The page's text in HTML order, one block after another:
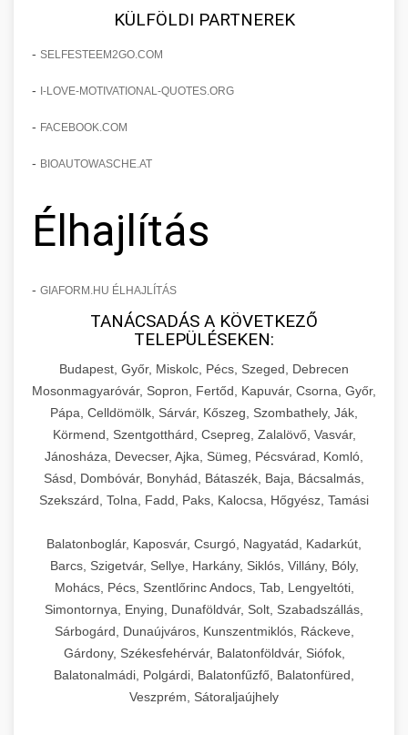
KÜLFÖLDI PARTNEREK
- SELFESTEEM2GO.COM
- I-LOVE-MOTIVATIONAL-QUOTES.ORG
- FACEBOOK.COM
- BIOAUTOWASCHE.AT
Élhajlítás
- GIAFORM.HU ÉLHAJLÍTÁS
TANÁCSADÁS A KÖVETKEZŐ
TELEPÜLÉSEKEN:
Budapest, Győr, Miskolc, Pécs, Szeged, Debrecen
Mosonmagyaróvár, Sopron, Fertőd, Kapuvár, Csorna, Győr,
Pápa, Celldömölk, Sárvár, Kőszeg, Szombathely, Ják,
Körmend, Szentgotthárd, Csepreg, Zalalövő, Vasvár,
Jánosháza, Devecser, Ajka, Sümeg, Pécsvárad, Komló,
Sásd, Dombóvár, Bonyhád, Bátaszék, Baja, Bácsalmás,
Szekszárd, Tolna, Fadd, Paks, Kalocsa, Hőgyész, Tamási
Balatonboglár, Kaposvár, Csurgó, Nagyatád, Kadarkút,
Barcs, Szigetvár, Sellye, Harkány, Siklós, Villány, Bóly,
Mohács, Pécs, Szentlőrinc Andocs, Tab, Lengyeltóti,
Simontornya, Enying, Dunaföldvár, Solt, Szabadszállás,
Sárbogárd, Dunaújváros, Kunszentmiklós, Ráckeve,
Gárdony, Székesfehérvár, Balatonföldvár, Siófok,
Balatonalmádi, Polgárdi, Balatonfűzfő, Balatonfüred,
Veszprém, Sátoraljaújhely